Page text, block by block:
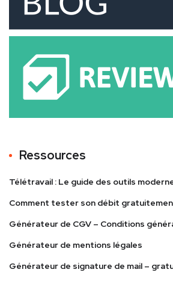
Ressources
Télétravail : Le guide des outils
Comment tester son débit
Générateur de CGV – Conditions
Générateur de mentions légales
Générateur de signature de mail –